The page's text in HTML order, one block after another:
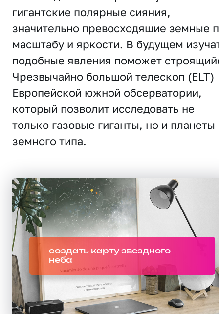
гигантские полярные сияния,
значительно превосходящие земные
масштабу и яркости. В будущем
подобные явления поможет
Чрезвычайно большой телескоп (ELT)
Европейской южной обсерватории,
который позволит исследовать не
только газовые гиганты, но и планеты
земного типа.
создать карту звездного
неба